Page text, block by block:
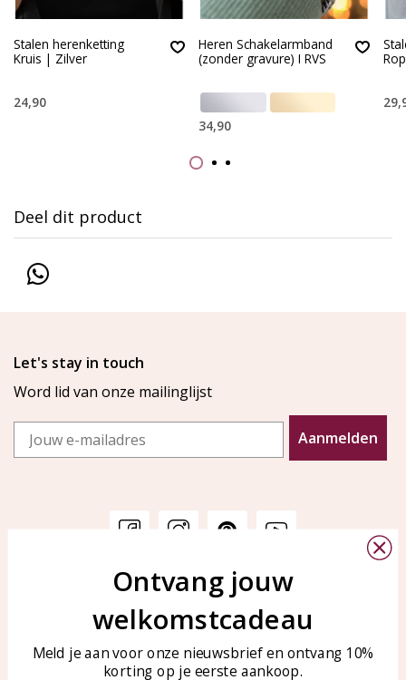
Stalen herenketting
Kruis | Zilver
24,90
Heren Schakelarmband
(zonder gravure) I RVS
34,90
Deel dit product
Let's stay in touch
Word lid van onze mailinglijst
Email
Aanmelden
Veelgestelde vragen
Sieraden onderhouden
KAYA Sieraden
Bellen of WhatsApp Ma-Vr
tussen 09:00-17:00
Tel: 0850003187
Ontvang jouw
welkomstcadeau
Meld je aan voor onze nieuwsbrief en ontvang 10%
korting op je eerste aankoop.